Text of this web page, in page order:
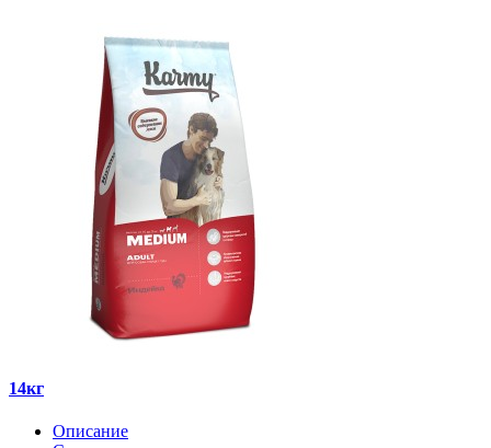
14кг
Описание